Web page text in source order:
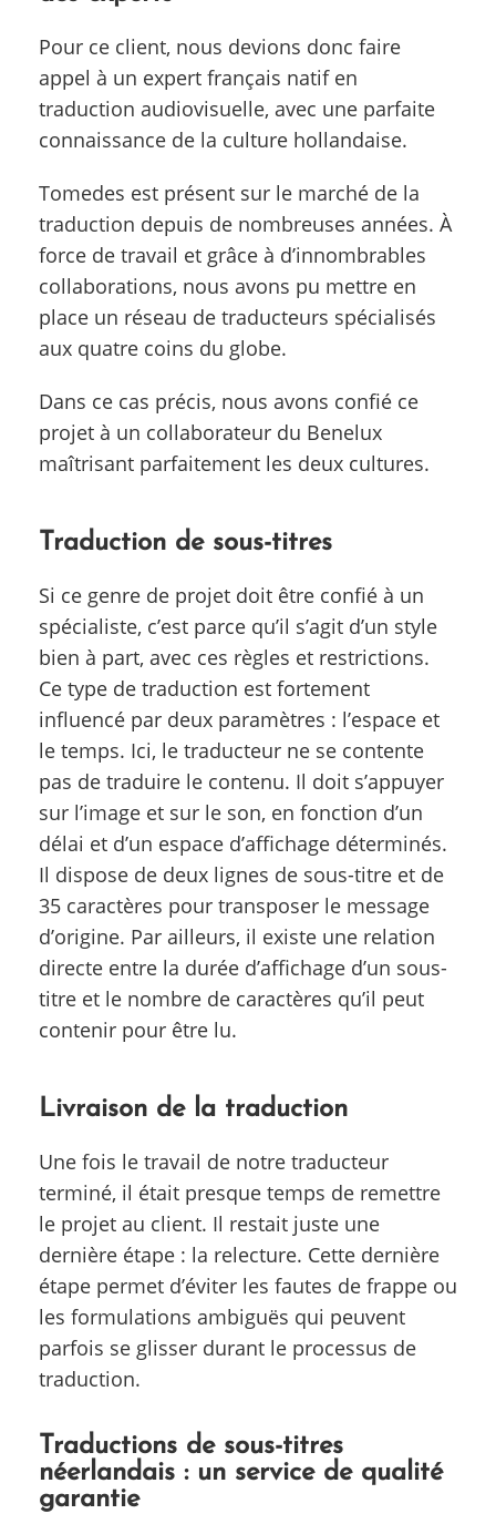
Pour ce client, nous devions donc faire
appel à un expert français natif en
traduction audiovisuelle, avec une parfaite
connaissance de la culture hollandaise.
Tomedes est présent sur le marché de la
traduction depuis de nombreuses années. À
force de travail et grâce à d’innombrables
collaborations, nous avons pu mettre en
place un réseau de traducteurs spécialisés
aux quatre coins du globe.
Dans ce cas précis, nous avons confié ce
projet à un collaborateur du Benelux
maîtrisant parfaitement les deux cultures.
Traduction de sous-titres
Si ce genre de projet doit être confié à un
spécialiste, c’est parce qu’il s’agit d’un style
bien à part, avec ces règles et restrictions.
Ce type de traduction est fortement
influencé par deux paramètres : l’espace et
le temps. Ici, le traducteur ne se contente
pas de traduire le contenu. Il doit s’appuyer
sur l’image et sur le son, en fonction d’un
délai et d’un espace d’affichage déterminés.
Il dispose de deux lignes de sous-titre et de
35 caractères pour transposer le message
d’origine. Par ailleurs, il existe une relation
directe entre la durée d’affichage d’un sous-
titre et le nombre de caractères qu’il peut
contenir pour être lu.
Livraison de la traduction
Une fois le travail de notre traducteur
terminé, il était presque temps de remettre
le projet au client. Il restait juste une
dernière étape : la relecture. Cette dernière
étape permet d’éviter les fautes de frappe ou
les formulations ambiguës qui peuvent
parfois se glisser durant le processus de
traduction.
Traductions de sous-titres
néerlandais : un service de qualité
garantie